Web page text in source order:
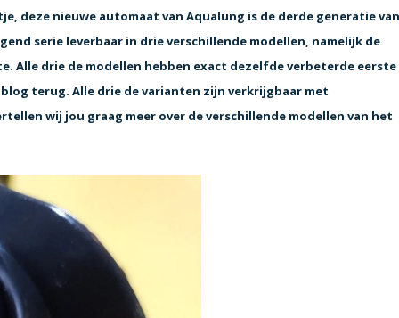
deze nieuwe automaat van Aqualung is de derde generatie
serie leverbaar in drie verschillende modellen, namelijk de
Alle drie de modellen hebben exact dezelfde verbeterde eerste
terug. Alle drie de varianten zijn verkrijgbaar met
wij jou graag meer over de verschillende modellen van het